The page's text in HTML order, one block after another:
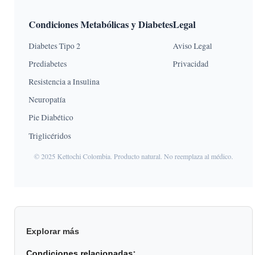
Condiciones Metabólicas y Diabetes
Diabetes Tipo 2
Prediabetes
Resistencia a Insulina
Neuropatía
Pie Diabético
Triglicéridos
Legal
Aviso Legal
Privacidad
© 2025 Kettochi Colombia. Producto natural. No reemplaza al médico.
Explorar más
Condiciones relacionadas: